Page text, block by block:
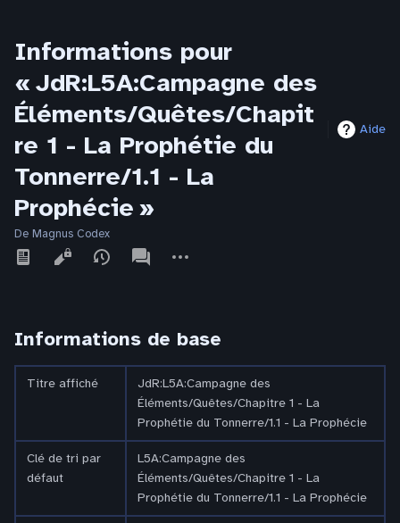
Informations pour
« JdR:L5A:Campagne des
Éléments/Quêtes/Chapit
re 1 - La Prophétie du
Tonnerre/1.1 - La
Prophécie »
Aide
De Magnus Codex
Affichages
associated-
pages
actions
Informations de base
Titre affiché
JdR:L5A:Campagne des
Éléments/Quêtes/Chapitre 1 - La
Prophétie du Tonnerre/1.1 - La Prophécie
Clé de tri par
défaut
L5A:Campagne des
Éléments/Quêtes/Chapitre 1 - La
Prophétie du Tonnerre/1.1 - La Prophécie